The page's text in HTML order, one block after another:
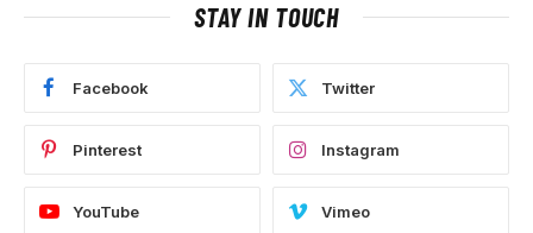
STAY IN TOUCH
Facebook Twitter
Pinterest Instagram
YouTube Vimeo